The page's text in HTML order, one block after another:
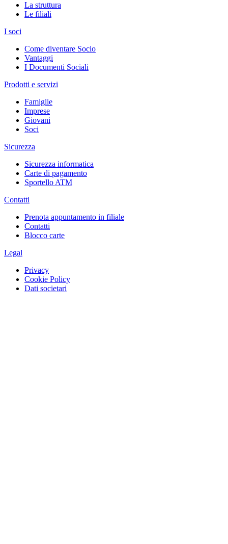
La struttura
Le filiali
I soci
Come diventare Socio
Vantaggi
I Documenti Sociali
Prodotti e servizi
Famiglie
Imprese
Giovani
Soci
Sicurezza
Sicurezza informatica
Carte di pagamento
Sportello ATM
Contatti
Prenota appuntamento in filiale
Contatti
Blocco carte
Legal
Privacy
Cookie Policy
Dati societari